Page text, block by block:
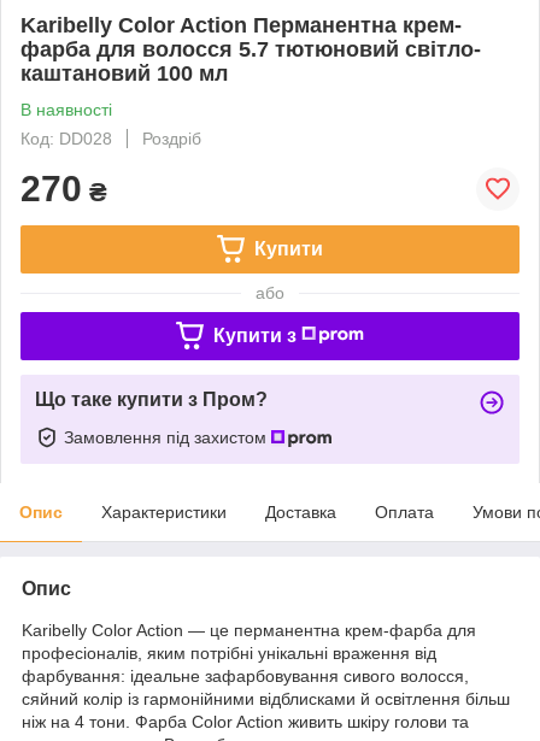
Karibelly Color Action Перманентна крем-
фарба для волосся 5.7 тютюновий свiтло-
каштановий 100 мл
В наявності
Код: DD028
Роздріб
270 ₴
Купити
або
Купити з
Що таке купити з Пром?
Замовлення під захистом
Опис Характеристики Доставка Оплата Умови
Опис
Karibelly Color Action — це перманентна крем-фарба для
професіоналів, яким потрібні унікальні враження від
фарбування: ідеальне зафарбовування сивого волосся,
сяйний колір із гармонійними відблисками й освітлення більш
ніж на 4 тони. Фарба Color Action живить шкіру голови та